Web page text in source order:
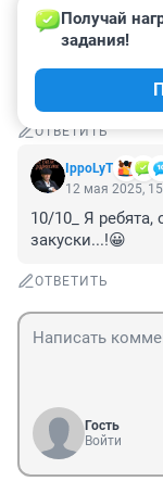
ОТВЕТИТЬ
Гость
Спорим, что не
ОТВЕТИТЬ
IppoLyT
Получай
задания!
12 мая 2025,
10/10_ Я
закуски...!😀
ОТВЕТИТЬ
Гость
Войти